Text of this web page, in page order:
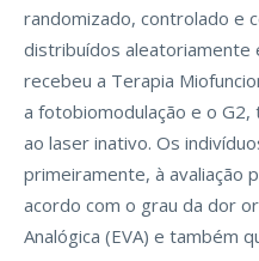
randomizado, controlado e
distribuídos aleatoriamente
recebeu a Terapia
a fotobiomodulação e o
ao laser inativo. Os
primeiramente, à avaliação
acordo com o grau da dor
Analógica (EVA) e também